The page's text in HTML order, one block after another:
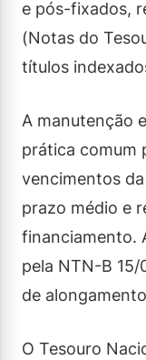
e pós-fixados,
(Notas do
títulos
A manutenção
prática comum
vencimentos
prazo médio e
financiamento.
pela NTN-B
de
O Tesouro